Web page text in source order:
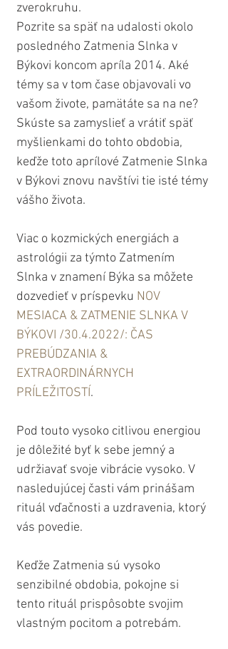
zverokruhu.
Pozrite sa späť na udalosti okolo
posledného Zatmenia Slnka v
Býkovi koncom apríla 2014. Aké
témy sa v tom čase objavovali vo
vašom živote, pamätáte sa na ne?
Skúste sa zamyslieť a vrátiť späť
myšlienkami do tohto obdobia,
keďže toto aprílové Zatmenie Slnka
v Býkovi znovu navštívi tie isté témy
vášho života.
Viac o kozmických energiách a
astrológii za týmto Zatmením
Slnka v znamení Býka sa môžete
dozvedieť v príspevku NOV
MESIACA & ZATMENIE SLNKA V
BÝKOVI /30.4.2022/: ČAS
PREBÚDZANIA &
EXTRAORDINÁRNYCH
PRÍLEŽITOSTÍ.
Pod touto vysoko citlivou energiou
je dôležité byť k sebe jemný a
udržiavať svoje vibrácie vysoko. V
nasledujúcej časti vám prinášam
rituál vďačnosti a uzdravenia, ktorý
vás povedie.
Keďže Zatmenia sú vysoko
senzibilné obdobia, pokojne si
tento rituál prispôsobte svojim
vlastným pocitom a potrebám.